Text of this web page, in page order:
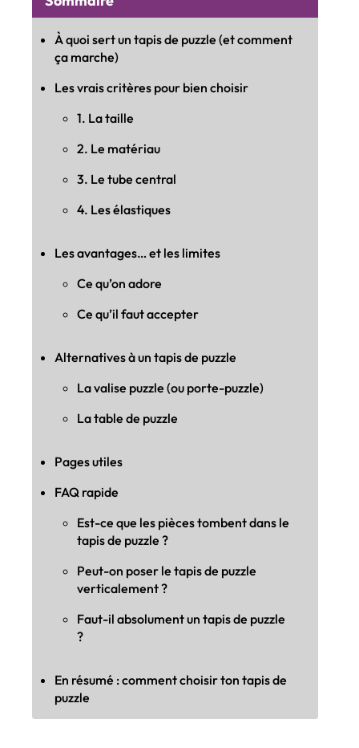
À quoi sert un tapis de puzzle (et comment
ça marche)
Les vrais critères pour bien choisir
1. La taille
2. Le matériau
3. Le tube central
4. Les élastiques
Les avantages… et les limites
Ce qu’on adore
Ce qu’il faut accepter
Alternatives à un tapis de puzzle
La valise puzzle (ou porte-puzzle)
La table de puzzle
Pages utiles
FAQ rapide
Est-ce que les pièces tombent dans le
tapis de puzzle ?
Peut-on poser le tapis de puzzle
verticalement ?
Faut-il absolument un tapis de puzzle
?
En résumé : comment choisir ton tapis de
puzzle